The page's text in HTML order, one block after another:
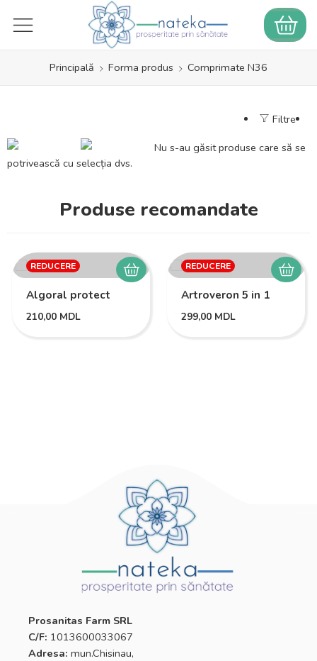
Principală Forma produs Comprimate N36
Filtre
Nu s-au găsit produse care să se
potrivească cu selecția dvs.
Produse recomandate
REDUCERE
Algoral protect
210,00 MDL
REDUCERE
Artroveron 5 in 1
299,00 MDL
Prosanitas Farm SRL
C/F: 1013600033067
Adresa: mun.Chisinau,